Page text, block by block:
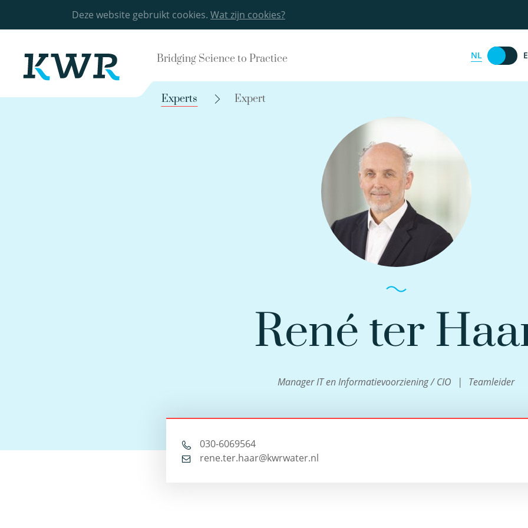
Deze website gebruikt cookies. Wat zijn cookies?
Bridging Science to Practice NL
Experts Expert
René ter
Manager IT en Informatievoorziening / CIO Teamleider
030-6069564
rene.ter.haar@kwrwater.nl